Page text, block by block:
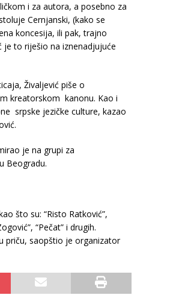
i za autora, a posebno za
Cernjanski, (kako se
koncesija, ili pak, trajno
je to riješio na iznenadjujuće
Živaljević piše o
kreatorskom kanonu. Kao i
srpske jezičke culture, kazao
je na grupi za
Beogradu.
što su: “Risto Ratković”,
“Pečat” i drugih.
priču, saopštio je organizator